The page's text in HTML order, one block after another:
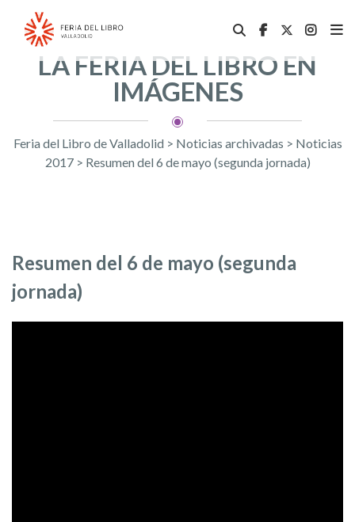
LA FERIA DEL LIBRO EN
IMÁGENES
Feria del Libro de Valladolid > Noticias archivadas > Noticias
2017> Resumen del 6 de mayo (segunda jornada)
Resumen del 6 de mayo (segunda
jornada)